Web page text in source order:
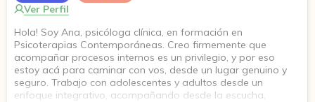
Ver Perfil
Hola! Soy Ana, psicóloga clínica, en formación en
Psicoterapias Contemporáneas. Creo firmemente que
acompañar procesos internos es un privilegio, y por eso
estoy acá para caminar con vos, desde un lugar genuino y
seguro. Trabajo con adolescentes y adultos desde un
enfoque integrativo, acompañando desde la escucha,